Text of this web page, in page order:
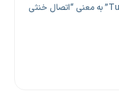
مخفف عبارت “Tunnel Oxide Passivated Contact” به معنی “اتصال خنثی